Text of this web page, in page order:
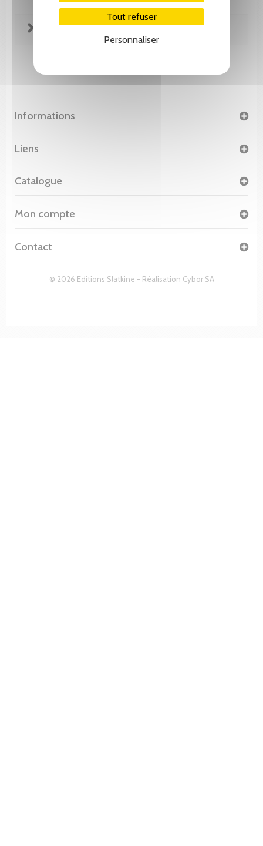
Tout refuser
Personnaliser
FICHE TECHNIQUE
Informations
© 2026 Editions Slatkine - Réalisation Cybor SA
Liens
Catalogue
Mon compte
Contact